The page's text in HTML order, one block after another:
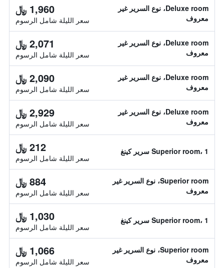
Deluxe room، نوع السرير غير
معروف
1,960 ﷼
سعر الليلة شامل الرسوم
Deluxe room، نوع السرير غير
معروف
2,071 ﷼
سعر الليلة شامل الرسوم
Deluxe room، نوع السرير غير
معروف
2,090 ﷼
سعر الليلة شامل الرسوم
Deluxe room، نوع السرير غير
معروف
2,929 ﷼
سعر الليلة شامل الرسوم
Superior room، 1 سرير كينغ 212 ﷼
سعر الليلة شامل الرسوم
Superior room، نوع السرير غير
معروف
884 ﷼
سعر الليلة شامل الرسوم
Superior room، 1 سرير كينغ 1,030 ﷼
سعر الليلة شامل الرسوم
Superior room، نوع السرير غير
معروف
1,066 ﷼
سعر الليلة شامل الرسوم